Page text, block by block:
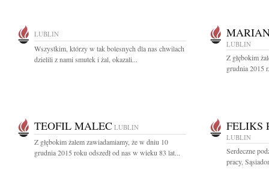
LUBLIN
Wszystkim, którzy w tak bolesnych dla nas chwilach
dzielili z nami smutek i żal, okazali...
LUBLIN
Z głębokim
grudnia 2015
TEOFIL MALEC LUBLIN
Z głębokim żalem zawiadamiamy, że w dniu 10
grudnia 2015 roku odszedł od nas w wieku 83 lat...
FELIKS
LUBLIN
Serdeczne
pracy,